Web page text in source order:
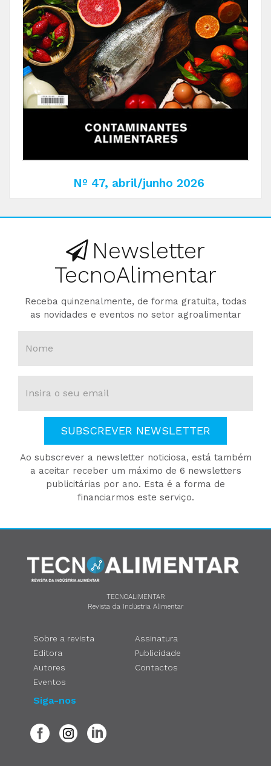
Nº 47, abril/junho 2026
Newsletter
TecnoAlimentar
Receba quinzenalmente, de forma gratuita, todas
as novidades e eventos no setor agroalimentar
SUBSCREVER NEWSLETTER
Ao subscrever a newsletter noticiosa, está também
a aceitar receber um máximo de 6 newsletters
publicitárias por ano. Esta é a forma de
financiarmos este serviço.
TECNOALIMENTAR
Revista da Indústria Alimentar
Sobre a revista
Editora
Autores
Eventos
Assinatura
Publicidade
Contactos
Siga-nos